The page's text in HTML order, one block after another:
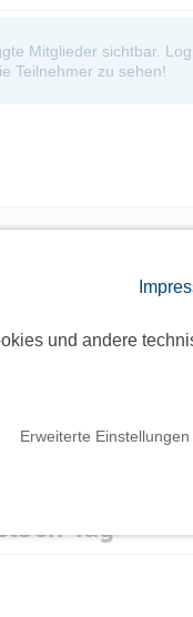
und andere
Erweiterte Einstellungen
Mitglieder sichtbar.
Teilnehmer zu sehen!
Die Bildergalerien
Tag